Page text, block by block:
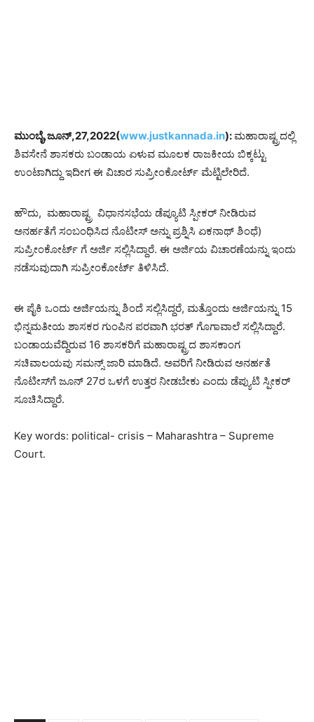
ಮುಂಬೈ,ಜೂನ್,27,2022(www.justkannada.in):ಮಹಾರಾಷ್ಟ್ರದಲ್ಲಿ
ಶಿವಸೇನೆ ಶಾಸಕರು ಬಂಡಾಯ ಏಳುವ ಮೂಲಕ ರಾಜಕೀಯ ಬಿಕ್ಕಟ್ಟು
ಉಂಟಾಗಿದ್ದು ಇದೀಗ ಈ ವಿಚಾರ ಸುಪ್ರೀಂಕೋರ್ಟ್ ಮೆಟ್ಟಿಲೇರಿದೆ.
ಹೌದು, ಮಹಾರಾಷ್ಟ್ರ ವಿಧಾನಸಭೆಯ ಡೆಪ್ಯೂಟಿ ಸ್ಪೀಕರ್ ನೀಡಿರುವ
ಅನರ್ಹತೆಗೆ ಸಂಬಂಧಿಸಿದ ನೊಟೀಸ್​​ ಅನ್ನು ಪ್ರಶ್ನಿಸಿ ಏಕನಾಥ್ ಶಿಂಧೆ)
ಸುಪ್ರೀಂಕೋರ್ಟ್ ಗೆ ಅರ್ಜಿ ಸಲ್ಲಿಸಿದ್ದಾರೆ. ಈ ಅರ್ಜಿಯ ವಿಚಾರಣೆಯನ್ನು ಇಂದು
ನಡೆಸುವುದಾಗಿ ಸುಪ್ರೀಂಕೋರ್ಟ್ ತಿಳಿಸಿದೆ.
ಈ ಪೈಕಿ ಒಂದು ಅರ್ಜಿಯನ್ನು ಶಿಂದೆ ಸಲ್ಲಿಸಿದ್ದರೆ, ಮತ್ತೊಂದು ಅರ್ಜಿಯನ್ನು 15
ಭಿನ್ನಮತೀಯ ಶಾಸಕರ ಗುಂಪಿನ ಪರವಾಗಿ ಭರತ್ ಗೊಗಾವಾಲೆ ಸಲ್ಲಿಸಿದ್ದಾರೆ.
ಬಂಡಾಯವೆದ್ದಿರುವ 16 ಶಾಸಕರಿಗೆ ಮಹಾರಾಷ್ಟ್ರದ ಶಾಸಕಾಂಗ
ಸಚಿವಾಲಯವು ಸಮನ್ಸ್ ಜಾರಿ ಮಾಡಿದೆ. ಅವರಿಗೆ ನೀಡಿರುವ ಅನರ್ಹತೆ
ನೊಟೀಸ್​ಗೆ ಜೂನ್ 27ರ ಒಳಗೆ ಉತ್ತರ ನೀಡಬೇಕು ಎಂದು ಡೆಪ್ಯುಟಿ ಸ್ಪೀಕರ್
ಸೂಚಿಸಿದ್ದಾರೆ.
Key words: political- crisis – Maharashtra – Supreme
Court.